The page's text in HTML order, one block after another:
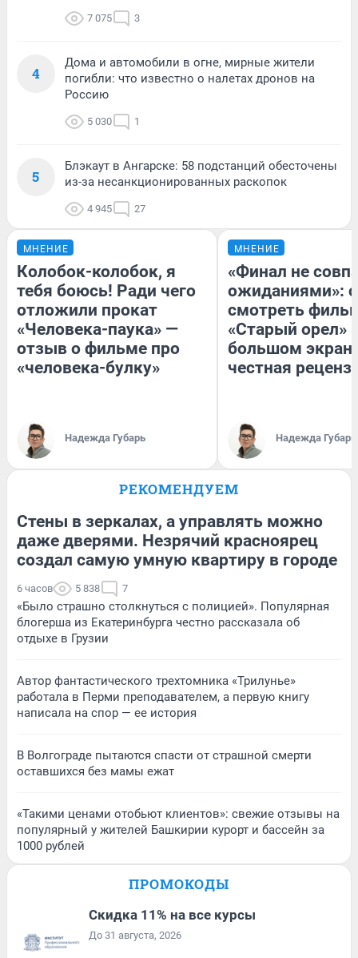
7 075 3
4
Дома и автомобили в огне, мирные жители
погибли: что известно о налетах дронов на
Россию
5 030 1
5
Блэкаут в Ангарске: 58 подстанций обесточены
из-за несанкционированных раскопок
4 945 27
МНЕНИЕ
Колобок-колобок, я
тебя боюсь! Ради чего
отложили прокат
«Человека-паука» —
отзыв о фильме про
«человека-булку»
Надежда Губарь
МНЕНИЕ
«Финал не
ожиданиями»:
смотреть
«Старый орел»
большом
честная
Надежда Губарь
РЕКОМЕНДУЕМ
Стены в зеркалах, а управлять можно
даже дверями. Незрячий красноярец
создал самую умную квартиру в городе
6 часов 5 838 7
«Было страшно столкнуться с полицией». Популярная
блогерша из Екатеринбурга честно рассказала об
отдыхе в Грузии
Автор фантастического трехтомника «Трилунье»
работала в Перми преподавателем, а первую книгу
написала на спор — ее история
В Волгограде пытаются спасти от страшной смерти
оставшихся без мамы ежат
«Такими ценами отобьют клиентов»: свежие отзывы на
популярный у жителей Башкирии курорт и бассейн за
1000 рублей
ПРОМОКОДЫ
Скидка 11% на все курсы
До 31 августа, 2026